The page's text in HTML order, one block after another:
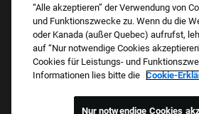
Kultur & Werte
Unsere Marken
Unternehmen
FAQ – Häufig gestellte
“Alle akzeptieren” der Verwendung von
und Funktionszwecke zu. Wenn du die
oder Kanada (außer Quebec) aufrufst,
auf “Nur notwendige Cookies
Cookies für Leistungs- und
Informationen lies bitte die Cookie-
Nur notwendige Cookies